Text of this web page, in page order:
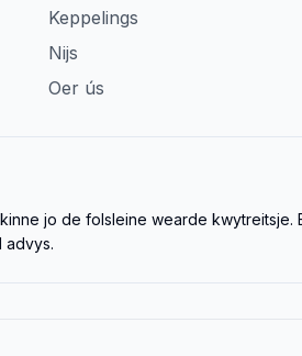
Keppelings
Nijs
Oer ús
jo de folsleine wearde kwytreitsje.
advys.